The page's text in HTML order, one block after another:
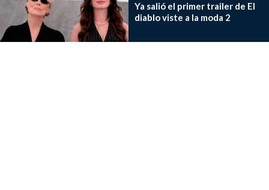
Ya salió el primer trailer de El
diablo viste a la moda 2